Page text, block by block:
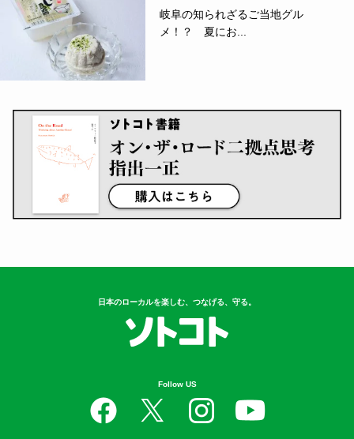
岐阜の知られざるご当地グル
メ！？ 夏にお...
日本のローカルを楽しむ、つなげる、守る。
Follow US